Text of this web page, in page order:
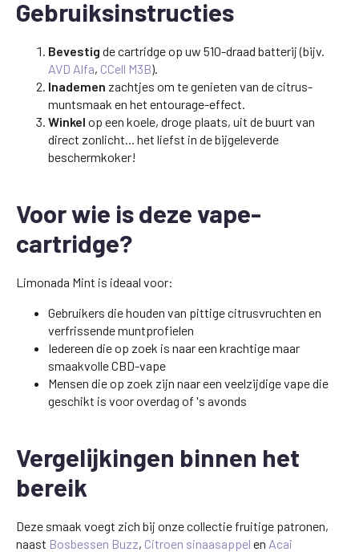
Gebruiksinstructies
Bevestig de cartridge op uw 510-draad batterij (bijv.
AVD Alfa, CCell M3B).
Inademen zachtjes om te genieten van de citrus-
muntsmaak en het entourage-effect.
Winkel op een koele, droge plaats, uit de buurt van
direct zonlicht... het liefst in de bijgeleverde
beschermkoker!
Voor wie is deze vape-
cartridge?
Limonada Mint is ideaal voor:
Gebruikers die houden van pittige citrusvruchten en
verfrissende muntprofielen
Iedereen die op zoek is naar een krachtige maar
smaakvolle CBD-vape
Mensen die op zoek zijn naar een veelzijdige vape die
geschikt is voor overdag of 's avonds
Vergelijkingen binnen het
bereik
Deze smaak voegt zich bij onze collectie fruitige patronen,
naast Bosbessen Buzz, Citroen sinaasappel en Acai